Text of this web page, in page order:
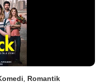
Romantik